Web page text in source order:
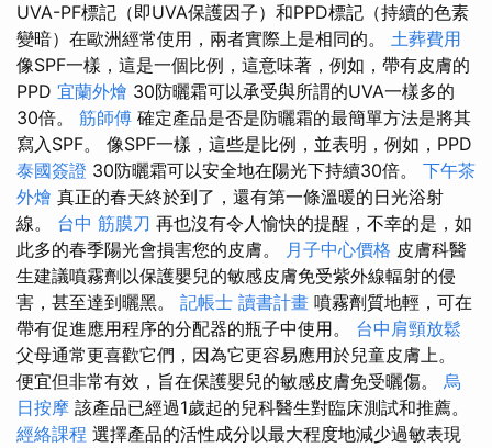
UVA-PF標記（即UVA保護因子）和PPD標記（持續的色素
變暗）在歐洲經常使用，兩者實際上是相同的。 土葬費用
像SPF一樣，這是一個比例，這意味著，例如，帶有皮膚的
PPD 宜蘭外燴 30防曬霜可以承受與所謂的UVA一樣多的
30倍​​。 筋師傅 確定產品是否是防曬霜的最簡單方法是將其
寫入SPF。 像SPF一樣，這些是比例，並表明，例如，PPD
泰國簽證 30防曬霜可以安全地在陽光下持續30倍。 下午茶
外燴 真正的春天終於到了，還有第一條溫暖的日光浴射
線。 台中 筋膜刀 再也沒有令人愉快的提醒，不幸的是，如
此多的春季陽光會損害您的皮膚。 月子中心價格 皮膚科醫
生建議噴霧劑以保護嬰兒的敏感皮膚免受紫外線輻射的侵
害，甚至達到曬黑。 記帳士 讀書計畫 噴霧劑質地輕，可在
帶有促進應用程序的分配器的瓶子中使用。 台中肩頸放鬆
父母通常更喜歡它們，因為它更容易應用於兒童皮膚上。
便宜但非常有效，旨在保護嬰兒的敏感皮膚免受曬傷。 烏
日按摩 該產品已經過1歲起的兒科醫生對臨床測試和推薦。
經絡課程 選擇產品的活性成分以最大程度地減少過敏表現